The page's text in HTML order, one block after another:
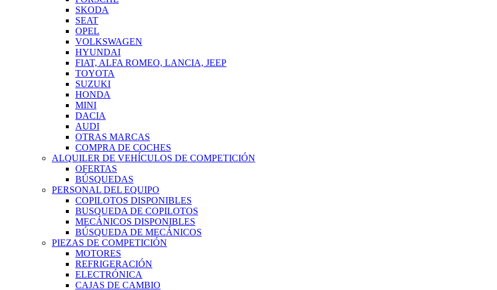
SKODA
SEAT
OPEL
VOLKSWAGEN
HYUNDAI
FIAT, ALFA ROMEO, LANCIA, JEEP
TOYOTA
SUZUKI
HONDA
MINI
DACIA
AUDI
OTRAS MARCAS
COMPRA DE COCHES
ALQUILER DE VEHÍCULOS DE COMPETICIÓN
OFERTAS
BÚSQUEDAS
PERSONAL DEL EQUIPO
COPILOTOS DISPONIBLES
BUSQUEDA DE COPILOTOS
MECÁNICOS DISPONIBLES
BÚSQUEDA DE MECÁNICOS
PIEZAS DE COMPETICIÓN
MOTORES
REFRIGERACIÓN
ELECTRÓNICA
CAJAS DE CAMBIO